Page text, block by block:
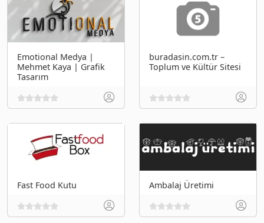
Emotional Medya |
Mehmet Kaya | Grafik
Tasarım
buradasin.com.tr –
Toplum ve Kültür Sitesi
Fast Food Kutu Ambalaj Üretimi